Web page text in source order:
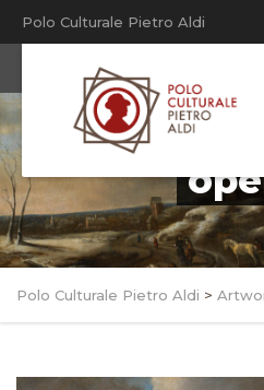
Polo Culturale Pietro Aldi
Polo Culturale Pietro Aldi >